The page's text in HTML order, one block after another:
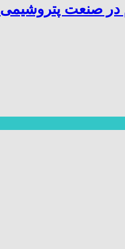
در صنعت